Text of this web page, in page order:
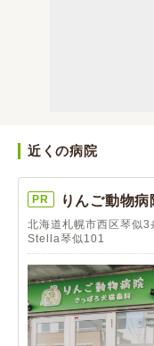
近くの病院
PR りんご動物
北海道札幌市西区琴似
Stella琴似101